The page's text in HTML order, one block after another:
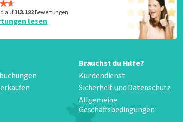
auf113.182Bewertungen
lesen
Brauchst du Hilfe?
Kundendienst
Sicherheit und Datenschutz
Allgemeine
Geschäftsbedingungen